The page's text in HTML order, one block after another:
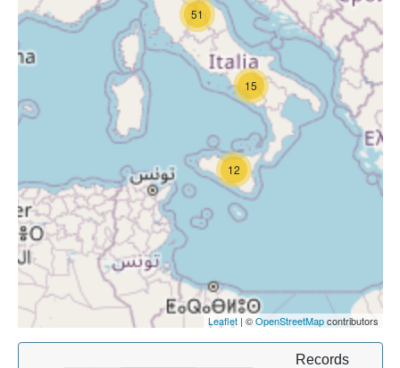
15
12
51
Leaflet| ©OpenStreetMapcontributors
Records